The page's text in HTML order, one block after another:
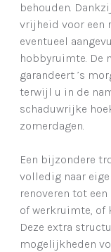
behouden.
vrijheid voor een
eventueel
hobbyruimte. De
garandeert ’s
terwijl u in de
schaduwrijke
zomerdagen.
Een bijzondere
volledig naar
renoveren tot
of werkruimte, of
Deze extra
mogelijkheden